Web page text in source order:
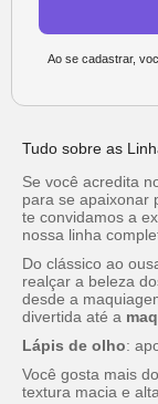
Ao se cadastrar,
Tudo sobre as
Se você acredita
para se apaixonar
te convidamos a
nossa linha
Do clássico ao
realçar a beleza
desde a
divertida até a
Lápis de olho:
Você gosta mais
textura macia e